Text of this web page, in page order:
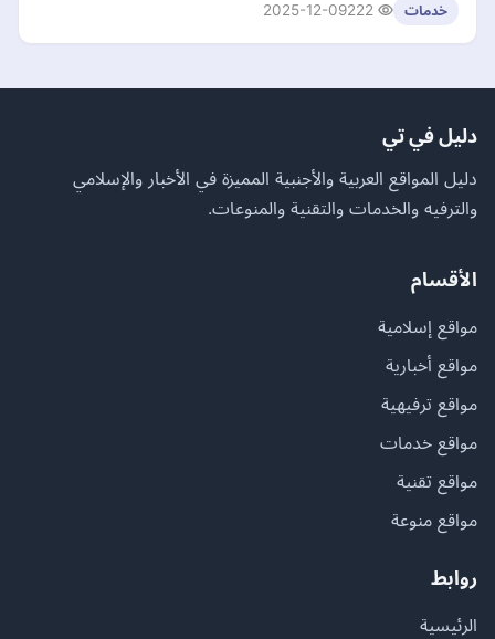
خدمات 2025-12-09
دليل في تي
دليل المواقع العربية والأجنبية المميزة في الأخبار والإسلامي
والترفيه والخدمات والتقنية والمنوعات.
الأقسام
مواقع إسلامية
مواقع أخبارية
مواقع ترفيهية
مواقع خدمات
مواقع تقنية
مواقع منوعة
روابط
الرئيسية